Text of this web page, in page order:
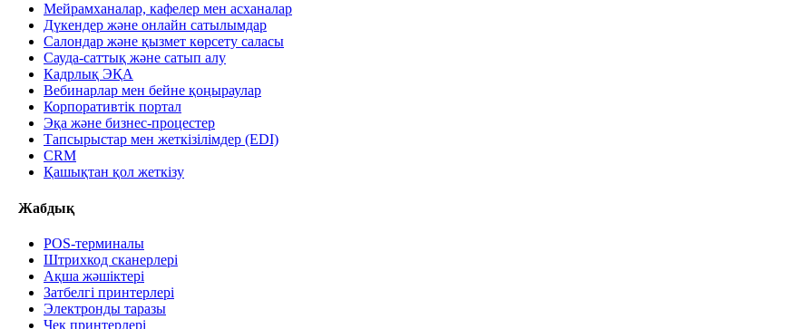
Мейрамханалар, кафелер мен асханалар
Дүкендер және онлайн сатылымдар
Салондар және қызмет көрсету саласы
Сауда-саттық және сатып алу
Кадрлық ЭҚА
Вебинарлар мен бейне қоңыраулар
Корпоративтік портал
Эқа және бизнес-процестер
Тапсырыстар мен жеткізілімдер (EDI)
CRM
Қашықтан қол жеткізу
Жабдық
POS-терминалы
Штрихкод сканерлері
Ақша жәшіктері
Затбелгі принтерлері
Электронды таразы
Чек принтерлері